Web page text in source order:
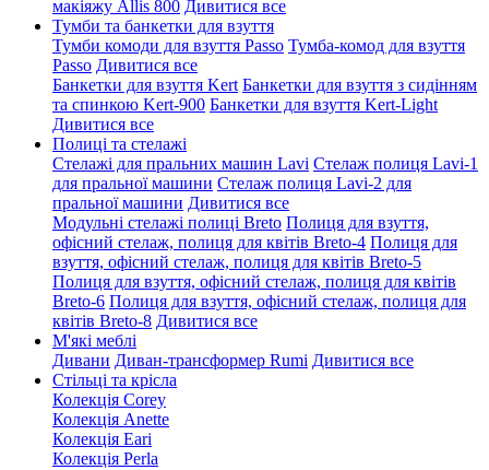
макіяжу Allis 800 Дивитися все
Тумби та банкетки для взуття
Тумби комоди для взуття Passo Тумба-комод для взуття
Passo Дивитися все
Банкетки для взуття Kert Банкетки для взуття з сидінням
та спинкою Kert-900 Банкетки для взуття Kert-Light
Дивитися все
Полиці та стелажі
Стелажі для пральних машин Lavi Стелаж полиця Lavi-1
для пральної машини Стелаж полиця Lavi-2 для
пральної машини Дивитися все
Модульні стелажі полиці Breto Полиця для взуття,
офісний стелаж, полиця для квітів Breto-4 Полиця для
взуття, офісний стелаж, полиця для квітів Breto-5
Полиця для взуття, офісний стелаж, полиця для квітів
Breto-6 Полиця для взуття, офісний стелаж, полиця для
квітів Breto-8 Дивитися все
М'які меблі
Дивани Диван-трансформер Rumi Дивитися все
Стільці та крісла
Колекція Corey
Колекція Anette
Колекція Eari
Колекція Perla